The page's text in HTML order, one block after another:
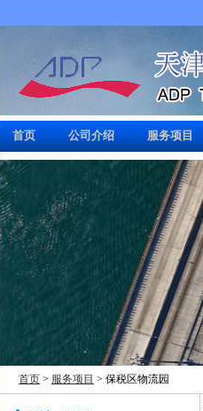
首页 公司介绍 服务项目
首页 > 服务项目 > 保税区物流园